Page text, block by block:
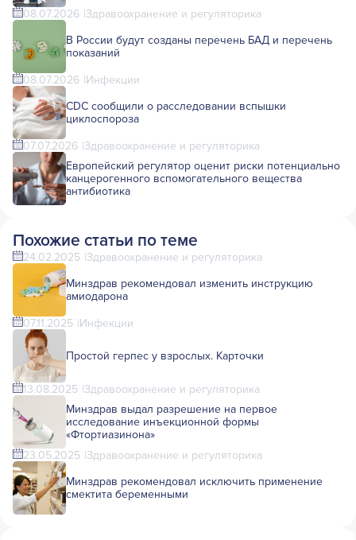
08.07.2026 Здравоохранение и регуляторика
В России будут созданы перечень БАД и перечень
показаний
08.07.2026 Инфекции
CDC сообщили о расследовании вспышки
циклоспороза
07.07.2026 Здравоохранение и регуляторика
Европейский регулятор оценит риски потенциально
канцерогенного вспомогательного вещества
антибиотика
Похожие статьи по теме
24.02.2025 Здравоохранение и регуляторика
Минздрав рекомендовал изменить инструкцию
амиодарона
07.11.2025 Инфекции
Простой герпес у взрослых. Карточки
13.08.2025 Здравоохранение и регуляторика
Минздрав выдал разрешение на первое
исследование инъекционной формы
«Фтортиазинона»
23.05.2025 Здравоохранение и регуляторика
Минздрав рекомендовал исключить применение
смектита беременными